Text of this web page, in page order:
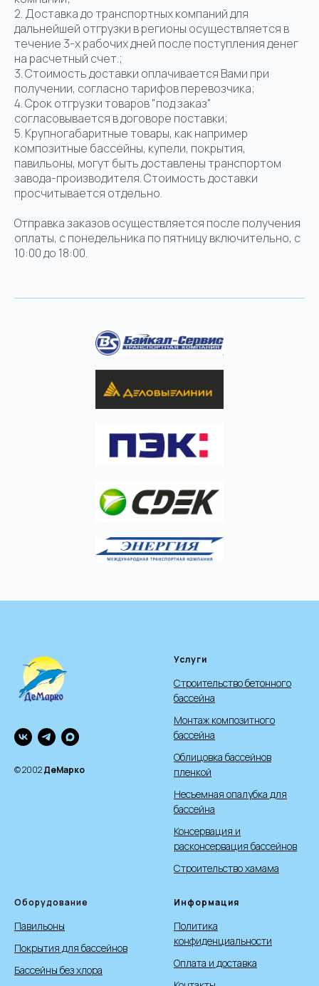
2. Доставка до транспортных компаний для
дальнейшей отгрузки в регионы осуществляется в
течение 3-х рабочих дней после поступления денег
на расчетный счет.;
3. Стоимость доставки оплачивается Вами при
получении, согласно тарифов перевозчика;
4. Срок отгрузки товаров "под заказ"
согласовывается в договоре поставки;
5. Крупногабаритные товары, как например
композитные бассейны, купели, покрытия,
павильоны, могут быть доставлены транспортом
завода-производителя. Стоимость доставки
просчитывается отдельно.
Отправка заказов осуществляется после получения
оплаты, с понедельника по пятницу включительно, с
10:00 до 18:00.
© 2002ДеМарко
Услуги
Строительство бетонного
бассейна
Монтаж композитного
бассейна
Облицовка бассейнов
пленкой
Несъемная опалубка для
бассейна
Консервация и
расконсервация бассейнов
Строительство хамама
Оборудование
Павильоны
Покрытия для бассейнов
Бассейны без хлора
Информация
Политика
конфиденциальности
Оплата и доставка